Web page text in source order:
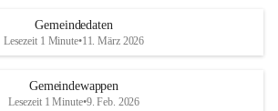
Gemeindedaten
Lesezeit 1 Minute•11. März 2026
Gemeindewappen
Lesezeit 1 Minute•9. Feb. 2026